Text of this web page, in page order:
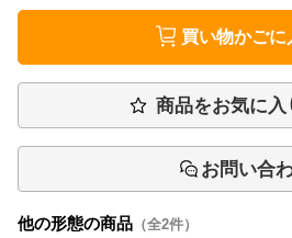
買い物かごに
商品をお気に入
お問い合
他の形態の商品 （全2件）